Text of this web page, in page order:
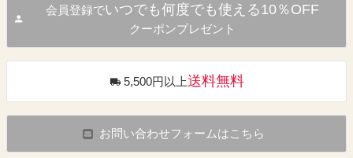
会員登録でいつでも何度でも使える10％OFF
クーポンプレゼント
5,500円以上送料無料
お問い合わせフォームはこちら